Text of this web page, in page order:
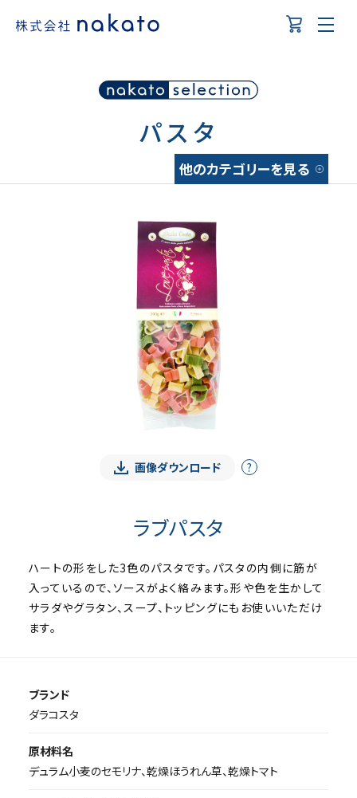
パスタ
他のカテゴリーを見る
画像ダウンロード ?
ラブパスタ
ハートの形をした3色のパスタです。パスタの内側に筋が
入っているので、ソースがよく絡みます。形や色を生かして
サラダやグラタン、スープ、トッピングにもお使いいただけ
ます。
ブランド
ダラコスタ
原材料名
デュラム小麦のセモリナ、乾燥ほうれん草、乾燥トマト